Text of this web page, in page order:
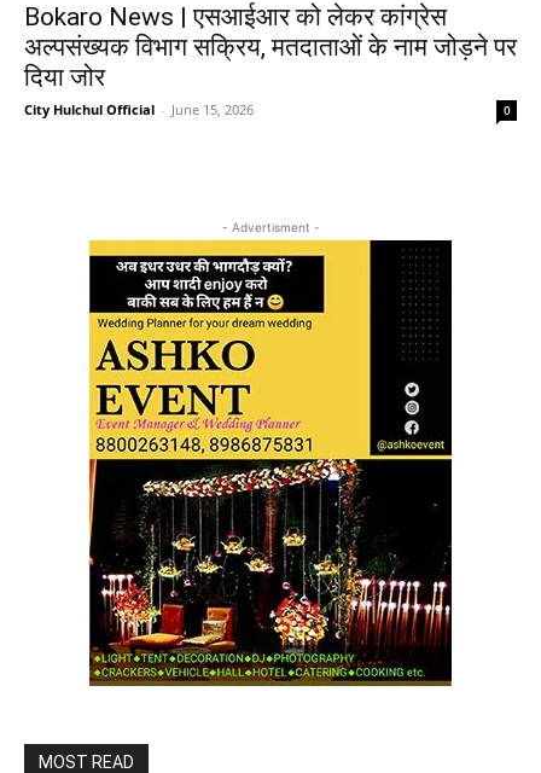
Bokaro News | एसआईआर को लेकर कांग्रेस
अल्पसंख्यक विभाग सक्रिय, मतदाताओं के नाम जोड़ने पर
दिया जोर
City Hulchul Official - June 15, 2026 0
- Advertisment -
MOST READ